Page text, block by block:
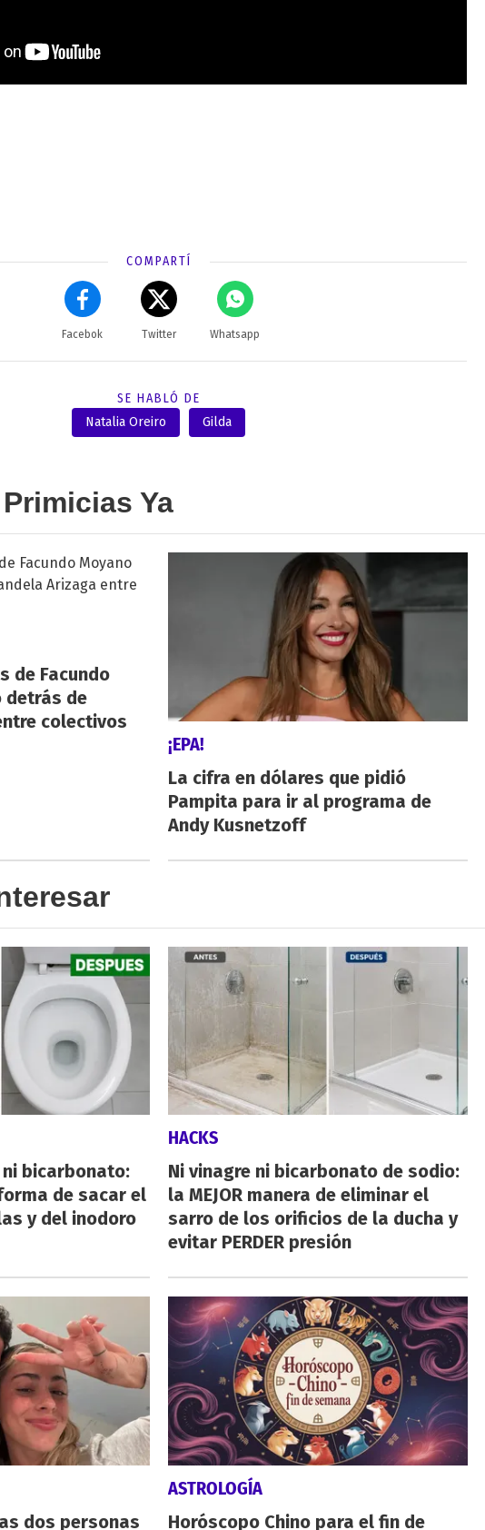
COMPARTÍ
Facebok Twitter Whatsapp
SE HABLÓ DE
Natalia Oreiro
Gilda
Ya
de Facundo
detrás de
colectivos
¡EPA!
La cifra en dólares que pidió
Pampita para ir al programa de
Andy Kusnetzoff
ni bicarbonato:
de sacar el
y del inodoro
HACKS
Ni vinagre ni bicarbonato de sodio:
la MEJOR manera de eliminar el
sarro de los orificios de la ducha y
evitar PERDER presión
dos personas
ASTROLOGÍA
Horóscopo Chino para el fin de